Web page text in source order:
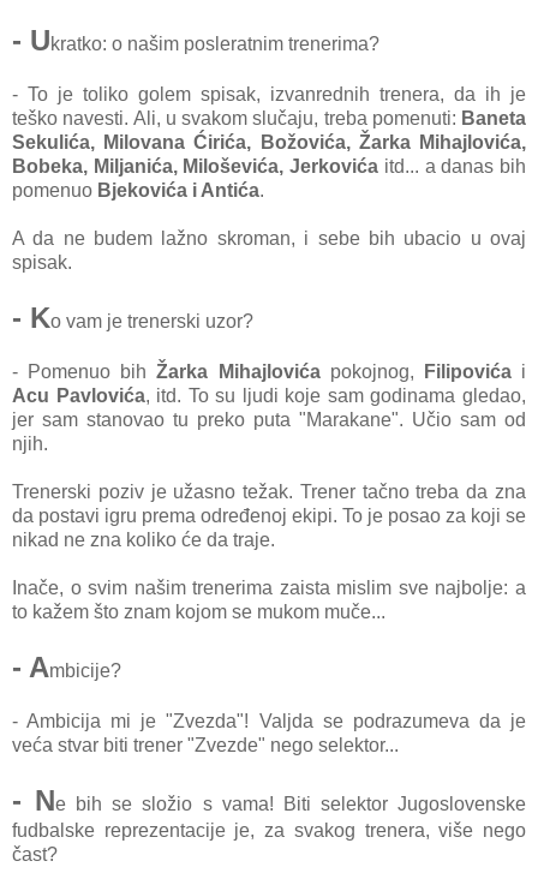
- Ukratko: o našim posleratnim trenerima?
- To je toliko golem spisak, izvanrednih trenera, da ih je
teško navesti. Ali, u svakom slučaju, treba pomenuti: Baneta
Sekulića, Milovana Ćirića, Božovića, Žarka Mihajlovića,
Bobeka, Miljanića, Miloševića, Jerkovića itd... a danas bih
pomenuo Bjekovića i Antića.
A da ne budem lažno skroman, i sebe bih ubacio u ovaj
spisak.
- Ko vam je trenerski uzor?
- Pomenuo bihŽarka Mihajlovićapokojnog, Filipovićai
Acu Pavlovića, itd. To su ljudi koje sam godinama gledao,
jer sam stanovao tu preko puta "Marakane". Učio sam od
njih.
Trenerski poziv je užasno težak. Trener tačno treba da zna
da postavi igru prema određenoj ekipi. To je posao za koji se
nikad ne zna koliko će da traje.
Inače, o svim našim trenerima zaista mislim sve najbolje: a
to kažem što znam kojom se mukom muče...
- Ambicije?
- Ambicija mi je "Zvezda"! Valjda se podrazumeva da je
veća stvar biti trener "Zvezde" nego selektor...
- Ne bih se složio s vama! Biti selektor Jugoslovenske
fudbalske reprezentacije je, za svakog trenera, više nego
čast?